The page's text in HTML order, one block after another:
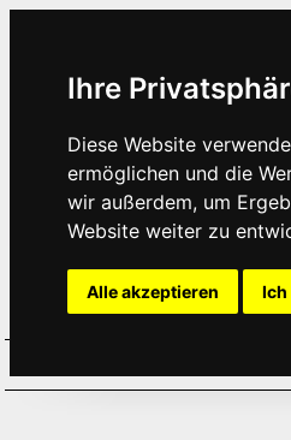
Ihre
Diese Website
ermöglichen und die
wir außerdem, um
Website weiter zu
Alle akzeptieren Ich